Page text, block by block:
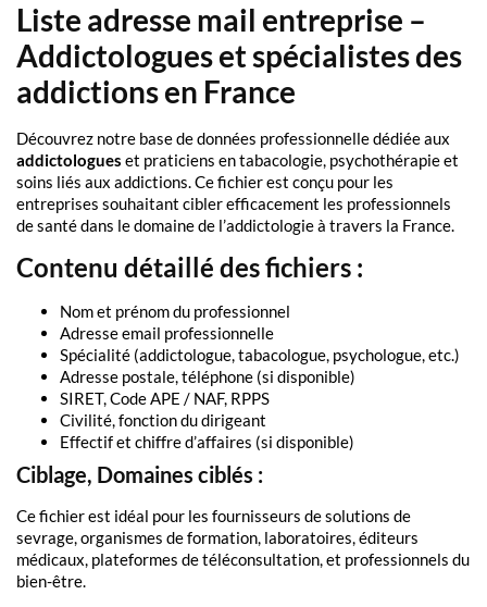
Liste adresse mail entreprise –
Addictologues et spécialistes des
addictions en France
Découvrez notre base de données professionnelle dédiée aux
addictologues et praticiens en tabacologie, psychothérapie et
soins liés aux addictions. Ce fichier est conçu pour les
entreprises souhaitant cibler efficacement les professionnels
de santé dans le domaine de l’addictologie à travers la France.
Contenu détaillé des fichiers :
Nom et prénom du professionnel
Adresse email professionnelle
Spécialité (addictologue, tabacologue, psychologue, etc.)
Adresse postale, téléphone (si disponible)
SIRET, Code APE / NAF, RPPS
Civilité, fonction du dirigeant
Effectif et chiffre d’affaires (si disponible)
Ciblage, Domaines ciblés :
Ce fichier est idéal pour les fournisseurs de solutions de
sevrage, organismes de formation, laboratoires, éditeurs
médicaux, plateformes de téléconsultation, et professionnels du
bien-être.